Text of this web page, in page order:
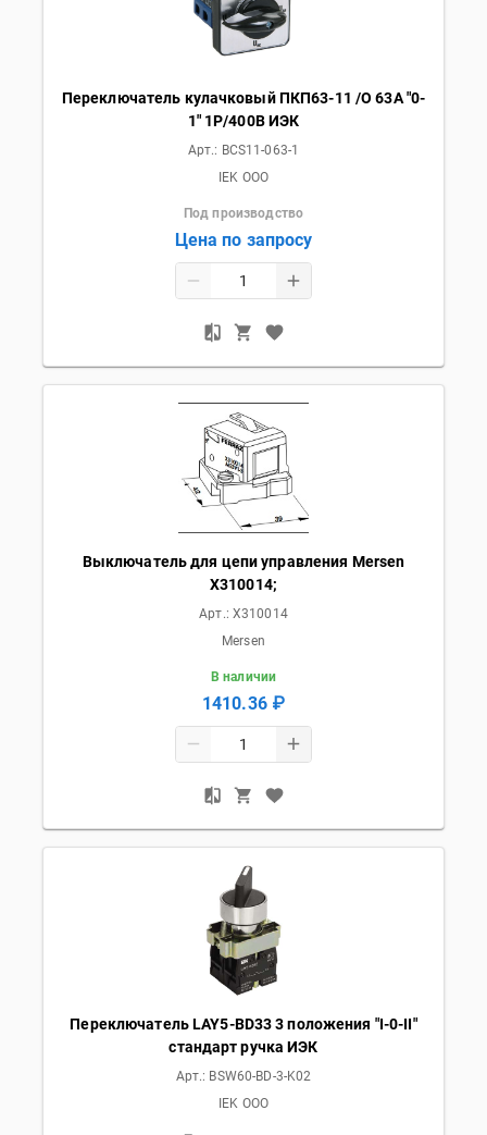
Переключатель кулачковый ПКП63-11 /О 63А "0-
1" 1Р/400В ИЭК
Арт.: BCS11-063-1
IEK OOO
Под производство
Цена по запросу
Выключатель для цепи управления Mersen
X310014;
Арт.: X310014
Mersen
В наличии
1410.36 ₽
Переключатель LAY5-BD33 3 положения "I-0-II"
стандарт ручка ИЭК
Арт.: BSW60-BD-3-K02
IEK OOO